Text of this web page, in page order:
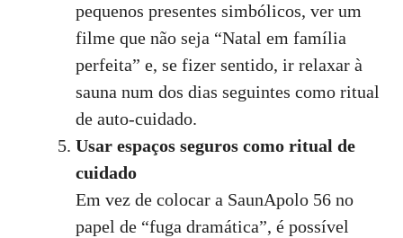
pequenos presentes simbólicos, ver um
filme que não seja “Natal em família
perfeita” e, se fizer sentido, ir relaxar à
sauna num dos dias seguintes como ritual
de auto‑cuidado.
Usar espaços seguros como ritual de
cuidado
Em vez de colocar a SaunApolo 56 no
papel de “fuga dramática”, é possível